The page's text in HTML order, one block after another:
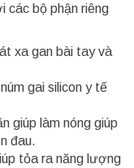
các bộ phận riêng
xa gan bài tay và
gai silicon y tế
giúp làm nóng giúp
đau.
tỏa ra năng lượng